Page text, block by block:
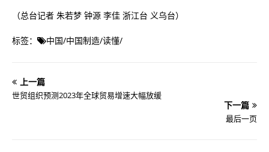
（总台记者 朱若梦 钟源 李佳 浙江台 义乌台）
标签： 中国/中国制造/读懂/
上一篇
世贸组织预测2023年全球贸易增速大幅放缓
下一篇
最后一页